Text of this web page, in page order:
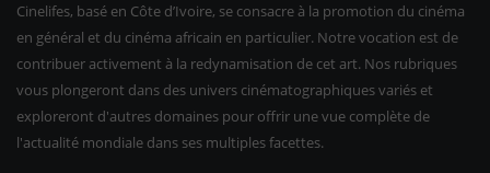
Cinelifes, basé en Côte d’Ivoire, se consacre à la promotion du cinéma
en général et du cinéma africain en particulier. Notre vocation est de
contribuer activement à la redynamisation de cet art. Nos rubriques
vous plongeront dans des univers cinématographiques variés et
exploreront d'autres domaines pour offrir une vue complète de
l'actualité mondiale dans ses multiples facettes.